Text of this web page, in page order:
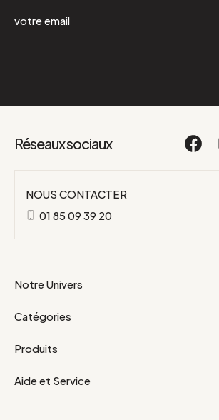
Réseaux sociaux
NOUS CONTACTER
01 85 09 39 20
Notre Univers
Catégories
Produits
Aide et Service